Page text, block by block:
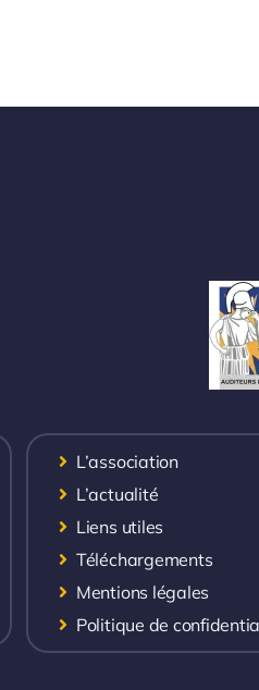
L’association
L’actualité
Liens utiles
Téléchargements
Mentions légales
Politique de